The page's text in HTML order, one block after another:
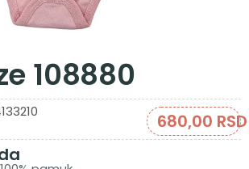
108880
680,00 RSD